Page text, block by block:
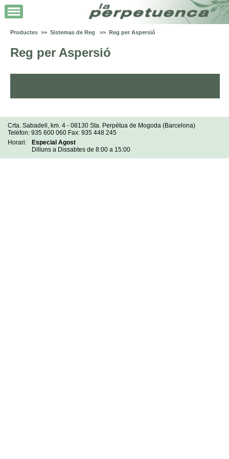
Productes >> Sistemas de Reg >> Reg per Aspersió
Reg per Aspersió
Crta. Sabadell, km. 4 - 08130 Sta. Perpètua de Mogoda (Barcelona)
Telèfon: 935 600 060 Fax: 935 448 245
Horari:
Especial Agost
Dilluns a Dissabtes de 8:00 a 15:00